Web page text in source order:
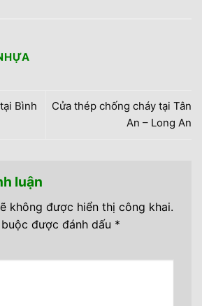
Bình
Cửa thép chống cháy tại Tân
An – Long An
luận
không được hiển thị công khai.
được đánh dấu *